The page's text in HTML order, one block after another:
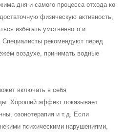
дня и самого процесса отхода ко
физическую активность,
избегать умственного и
Специалисты рекомендуют перед
воздухе, принимать водные
включать в себя
Хороший эффект показывает
озонотерапия и т.д. Если
психическими нарушениями,